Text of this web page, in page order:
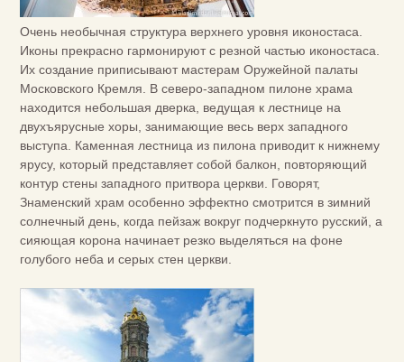
Очень необычная структура верхнего уровня иконостаса.
Иконы прекрасно гармонируют с резной частью иконостаса.
Их создание приписывают мастерам Оружейной палаты
Московского Кремля. В северо-западном пилоне храма
находится небольшая дверка, ведущая к лестнице на
двухъярусные хоры, занимающие весь верх западного
выступа. Каменная лестница из пилона приводит к нижнему
ярусу, который представляет собой балкон, повторяющий
контур стены западного притвора церкви. Говорят,
Знаменский храм особенно эффектно смотрится в зимний
солнечный день, когда пейзаж вокруг подчеркнуто русский, а
сияющая корона начинает резко выделяться на фоне
голубого неба и серых стен церкви.